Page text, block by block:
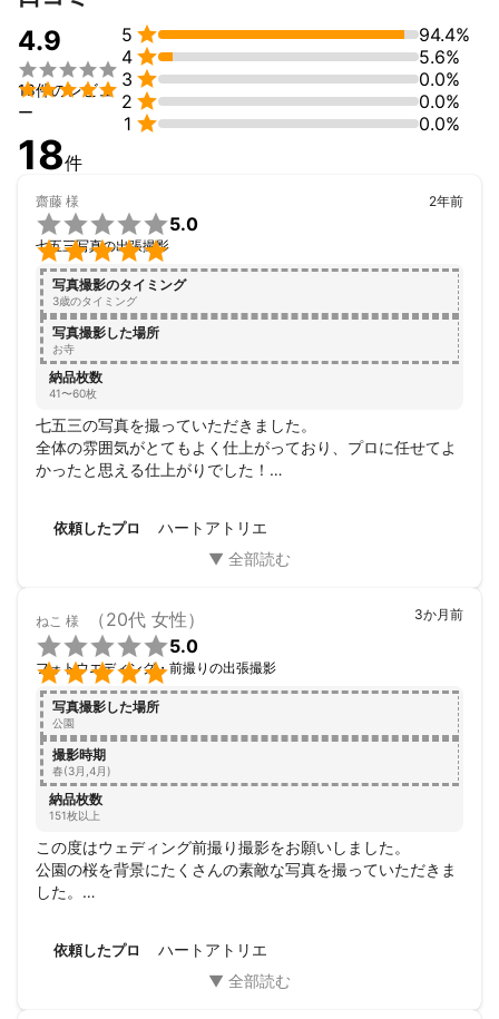
4.9


18件のレビュ
ー
5 
94.4%
4 
5.6%
3 
0.0%
2 
0.0%
1  0.0%
18件
齋藤 様


5.0
七五三写真の出張撮影
2年前
写真撮影のタイミング
3歳のタイミング
写真撮影した場所
お寺
納品枚数
41〜60枚
七五三の写真を撮っていただきました。
全体の雰囲気がとてもよく仕上がっており、プロに任せてよ
かったと思える仕上がりでした！
今後もお願いする機会があると思いますのでぜひお願いいた
依頼したプロ ハートアトリエ
ねこ 様 （20代 女性）


5.0
フォトウエディング・前撮りの出張撮影
3か月前
写真撮影した場所
公園
撮影時期
春(3月,4月)
納品枚数
151枚以上
この度はウェディング前撮り撮影をお願いしました。
公園の桜を背景にたくさんの素敵な写真を撮っていただきま
した。
撮影はとても楽しく、いい撮影スポットを案内しながらまわ
ってくださるためスムーズで、またひとつのスポットでたく
依頼したプロ ハートアトリエ